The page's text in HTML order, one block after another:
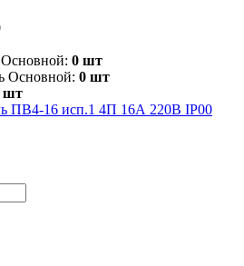
Основной: 0 шт
Основной: 0 шт
шт
ПВ4-16 исп.1 4П 16А 220В IP00